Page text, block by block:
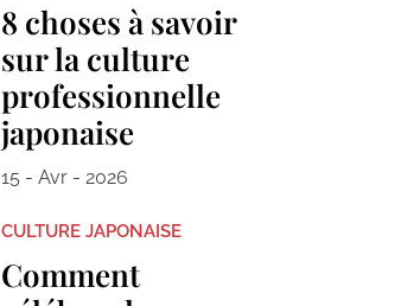
8 choses à savoir
sur la culture
professionnelle
japonaise
15 - Avr - 2026
CULTURE JAPONAISE
Comment